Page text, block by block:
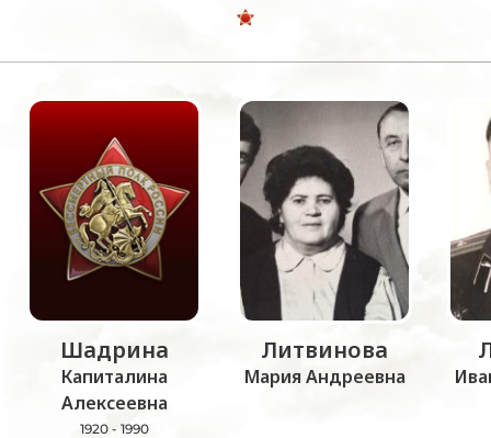
Шадрина
Капиталина
Алексеевна
1920 - 1990
Литвинова
Мария Андреевна